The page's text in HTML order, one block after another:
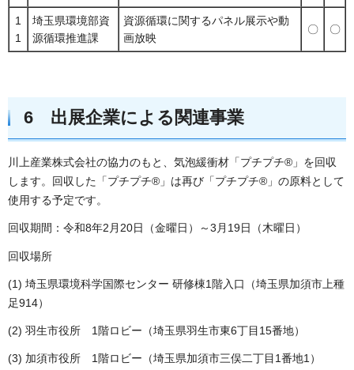
1
1
埼玉県環境部資
源循環推進課
資源循環に関するパネル展示や動
画放映
〇 〇
6 出展企業による関連事業
川上産業株式会社の協力のもと、気泡緩衝材「プチプチ®」を回収
します。回収した「プチプチ®」は再び「プチプチ®」の原料として
使用する予定です。
回収期間：令和8年2月20日（金曜日）～3月19日（木曜日）
回収場所
(1) 埼玉県環境科学国際センター 研修棟1階入口（埼玉県加須市上種
足914）
(2) 羽生市役所 1階ロビー（埼玉県羽生市東6丁目15番地）
(3) 加須市役所 1階ロビー（埼玉県加須市三俣二丁目1番地1）